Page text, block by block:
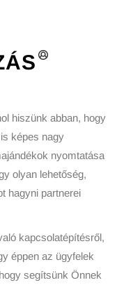
hiszünk abban, hogy
képes nagy
nyomtatása
olyan lehetőség,
hagyni partnerei
kapcsolatépítésről,
éppen az ügyfelek
segítsünk Önnek